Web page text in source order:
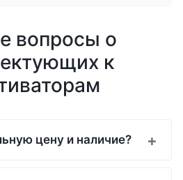
вопросы о
к
цену и наличие?